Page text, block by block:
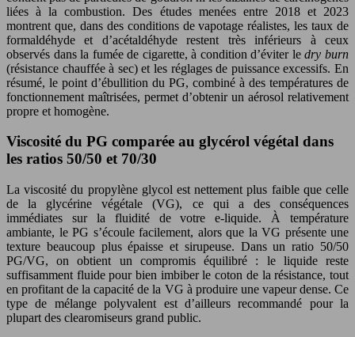
liées à la combustion. Des études menées entre 2018 et 2023
montrent que, dans des conditions de vapotage réalistes, les taux de
formaldéhyde et d’acétaldéhyde restent très inférieurs à ceux
observés dans la fumée de cigarette, à condition d’éviter ledry burn
(résistance chauffée à sec) et les réglages de puissance excessifs. En
résumé, le point d’ébullition du PG, combiné à des températures de
fonctionnement maîtrisées, permet d’obtenir un aérosol relativement
propre et homogène.
Viscosité du PG comparée au glycérol végétal dans
les ratios 50/50 et 70/30
La viscosité du propylène glycol est nettement plus faible que celle
de la glycérine végétale (VG), ce qui a des conséquences
immédiates sur la fluidité de votre e-liquide. À température
ambiante, le PG s’écoule facilement, alors que la VG présente une
texture beaucoup plus épaisse et sirupeuse. Dans un ratio 50/50
PG/VG, on obtient un compromis équilibré : le liquide reste
suffisamment fluide pour bien imbiber le coton de la résistance, tout
en profitant de la capacité de la VG à produire une vapeur dense. Ce
type de mélange polyvalent est d’ailleurs recommandé pour la
plupart des clearomiseurs grand public.